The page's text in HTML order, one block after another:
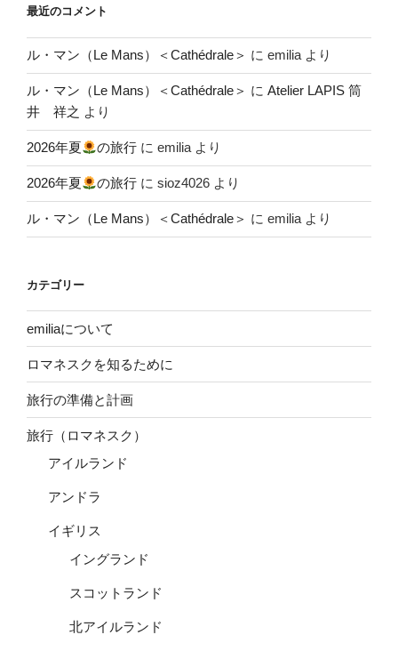
最近のコメント
ル・マン（Le Mans）＜Cathédrale＞ に emilia より
ル・マン（Le Mans）＜Cathédrale＞ に Atelier LAPIS 筒
井 祥之 より
2026年夏 の旅行 にemilia より
2026年夏 の旅行 にsioz4026 より
ル・マン（Le Mans）＜Cathédrale＞ に emilia より
カテゴリー
emiliaについて
ロマネスクを知るために
旅行の準備と計画
旅行（ロマネスク）
アイルランド
アンドラ
イギリス
イングランド
スコットランド
北アイルランド